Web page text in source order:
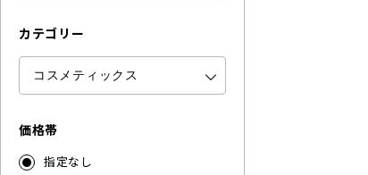
カテゴリー
価格帯
指定なし